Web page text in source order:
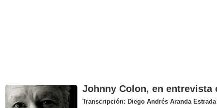
Johnny Colon, en entrevista
Transcripción: Diego Andrés Aranda Estrada